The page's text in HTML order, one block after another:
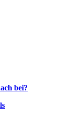
bei?